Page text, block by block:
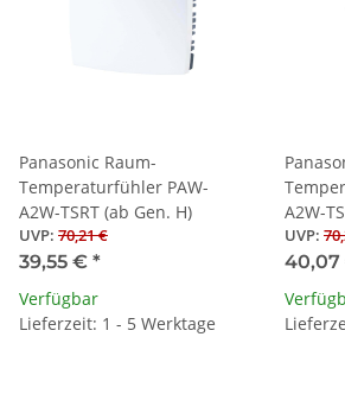
Panasonic Raum-
Temperaturfühler PAW-
A2W-TSRT (ab Gen. H)
UVP: 70,21 €
39,55 € *
Verfügbar
Lieferzeit: 1 - 5 Werktage
A2W-
UVP: